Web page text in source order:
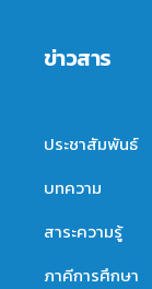
ข่าวสาร
ประชาสัมพันธ์
บทความ
สาระความรู้
ภาคีการศึกษา